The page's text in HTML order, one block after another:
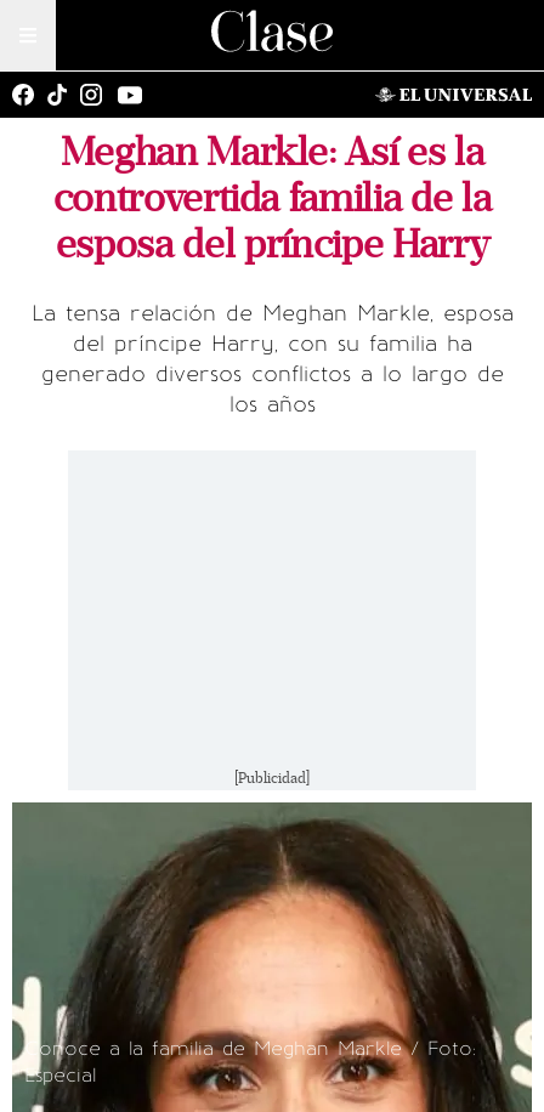
Meghan Markle: Así es la
controvertida familia de la
esposa del príncipe Harry
La tensa relación de Meghan Markle, esposa
del príncipe Harry, con su familia ha
generado diversos conflictos a lo largo de
los años
[Publicidad]
Conoce a la familia de Meghan Markle / Foto:
Especial